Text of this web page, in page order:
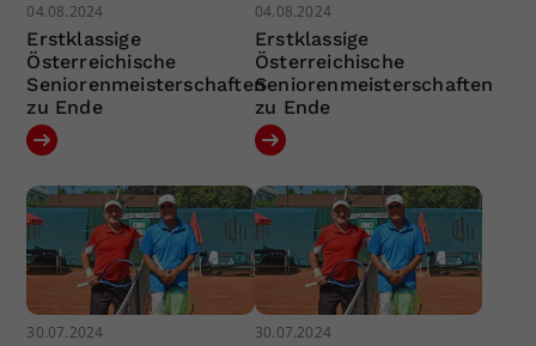
04.08.2024
Erstklassige
Österreichische
Seniorenmeisterschaften
zu Ende
04.08.2024
Erstklassige
Österreichische
Seniorenmeisterschaften
zu Ende
30.07.2024 30.07.2024